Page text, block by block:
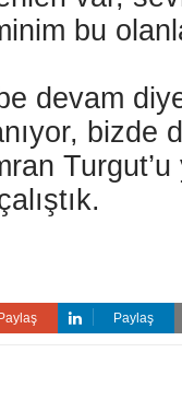
bu
devam
bizde
Turgut’u
Paylaş Paylaş